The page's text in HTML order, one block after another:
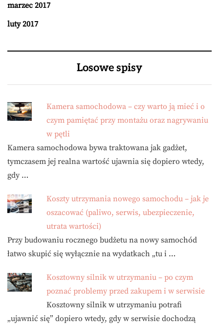
marzec 2017
luty 2017
Losowe spisy
Kamera samochodowa – czy warto ją mieć i o
czym pamiętać przy montażu oraz nagrywaniu
w pętli
Kamera samochodowa bywa traktowana jak gadżet,
tymczasem jej realna wartość ujawnia się dopiero wtedy,
gdy …
Koszty utrzymania nowego samochodu – jak je
oszacować (paliwo, serwis, ubezpieczenie,
utrata wartości)
Przy budowaniu rocznego budżetu na nowy samochód
łatwo skupić się wyłącznie na wydatkach „tu i …
Kosztowny silnik w utrzymaniu – po czym
poznać problemy przed zakupem i w serwisie
Kosztowny silnik w utrzymaniu potrafi
„ujawnić się” dopiero wtedy, gdy w serwisie dochodzą